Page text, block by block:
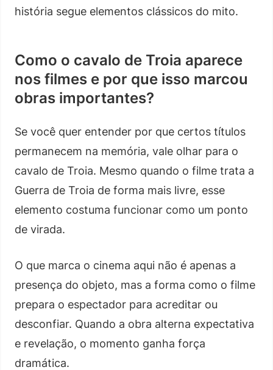
história segue elementos clássicos do mito.
Como o cavalo de Troia aparece
nos filmes e por que isso marcou
obras importantes?
Se você quer entender por que certos títulos
permanecem na memória, vale olhar para o
cavalo de Troia. Mesmo quando o filme trata a
Guerra de Troia de forma mais livre, esse
elemento costuma funcionar como um ponto
de virada.
O que marca o cinema aqui não é apenas a
presença do objeto, mas a forma como o filme
prepara o espectador para acreditar ou
desconfiar. Quando a obra alterna expectativa
e revelação, o momento ganha força
dramática.